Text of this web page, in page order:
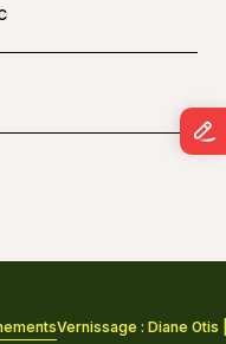
Vernissage : Diane